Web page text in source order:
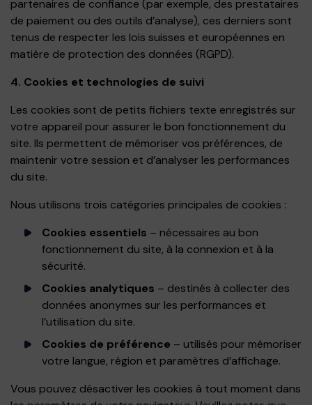
partenaires de confiance (par exemple, des prestataires
de paiement ou des outils d’analyse), ces derniers sont
tenus de respecter les lois suisses et européennes en
matière de protection des données (RGPD).
4. Cookies et technologies de suivi
Les cookies sont de petits fichiers texte enregistrés sur
votre appareil pour assurer le bon fonctionnement du
site. Ils permettent de mémoriser vos préférences, de
maintenir votre session et d’analyser les performances
du site.
Nous utilisons trois catégories principales de cookies :
Cookies essentiels – nécessaires au bon
fonctionnement du site, à la connexion et à la
sécurité.
Cookies analytiques – destinés à collecter des
données anonymes sur les performances et
l’utilisation du site.
Cookies de préférence – utilisés pour mémoriser
votre langue, région et paramètres d’affichage.
Vous pouvez désactiver les cookies à tout moment dans